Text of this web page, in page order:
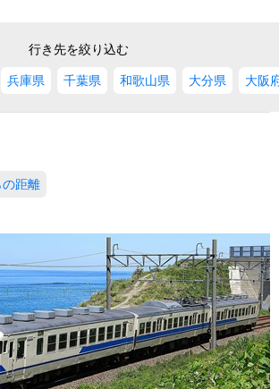
行き先を絞り込む
兵庫県 千葉県 和歌山県 大分県 大阪
距離